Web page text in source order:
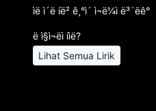
ìë ì´ë íë² ê¸°ì´ ì¬ë¼ì ë³´ëê°
ë ì§ì¬ëì íìë?
Lihat Semua Lirik